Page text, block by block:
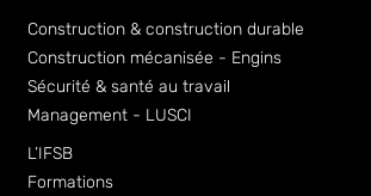
Construction & construction durable
Construction mécanisée - Engins
Sécurité & santé au travail
Management - LUSCI
L’IFSB
Formations